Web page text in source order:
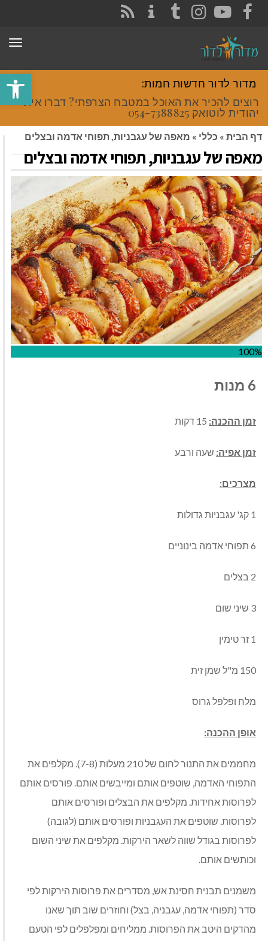
פתח
FACEBOOK
YOUTUBE
INSTAGRAM
TUMBLR
מדור לדור חדשות חמות:
רוצים להכיר את האוכל במטבח הצרפתי? דברו איתי
יהודית לוטואק 054-7388825.
דף הבית » כללי » מאפה של עגבניות, תפוחי אדמה ובצלים
מאפה של עגבניות, תפוחי אדמה ובצלים
100%
6 מנות
זמן ההכנה:
זמן אפיה: שעה ורבע
מצרכים:
1 קג' עגבניות גדולות
6 תפוחי אדמה בינוניים
2 בצלים
3 שיני שום
1 זר טימין
150 מ"ל שמן זית
מלח ופלפל גרוס
אופן ההכנה:
מחממים את התנור לחום של 210 מעלות (7-8). מקלפים את
התפוחי האדמה, שוטפים אותם ומייבשים אותם. פורסים אותם
לפרוסות אחידות. מקלפים את הבצלים ופורסים אותם
לפרוסות. שוטפים את העגבניות ופורסים אותם (לגובה)
לפרוסות בגודל שווה לשאר הירקות. מקלפים את שיני השום
וכותשים אותם.
משמנים תבנית חסינת אש, מסדרים את פרוסות הירקות לפי
סדר (תפוחי אדמה, עגבניה, בצל) וחוזרים שוב תוך שאנו
מהדקים היטב את הפרוסות. ממליחים ומפלפלים לפי הטעם